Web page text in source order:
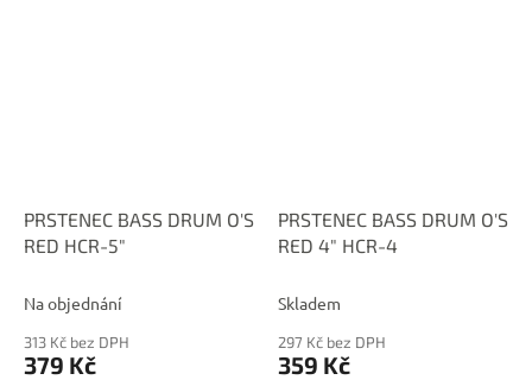
PRSTENEC BASS DRUM O'S
RED HCR-5"
Na objednání
313 Kč bez DPH
379 Kč
PRSTENEC BASS DRUM O'S
RED 4" HCR-4
Skladem
297 Kč bez DPH
359 Kč